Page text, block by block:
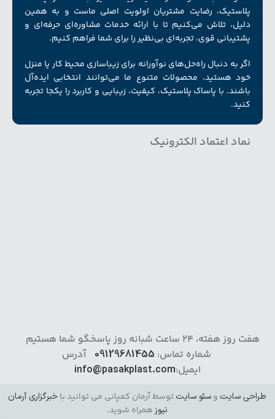
پلاستیک، رضایت مشتریان اولویت اصلی ماست و به همین
دلیل، تلاش می‌کنیم تا با ارائه خدمات مشاوره‌ای حرفه‌ای و
پشتیبانی قوی، تجربه‌ای بی‌نظیر را برای شما فراهم کنیم.
اگر به دنبال راه‌حل‌های نوآورانه برای زیبا‌سازی محیط کار یا منزل
خود هستید، محصولات متنوع ما می‌توانند انتخابی ایده‌آل
باشند. با پاساک پلاستیک، کیفیت، زیبایی و کاربرد را یکجا تجربه
کنید.
نماد اعتماد الکترونیک
هفت روز هفته، 24 ساعت شبانه روز پاسخگو شما هستیم
شماره تماس: 09129681455 آدرس
ایمیل:info@pasakplast.com
طراحی سایت وسئو سایت توسط آرمان کمپانی می توانید باخبرگزاری آرمان
نیوزهمراه شوید.